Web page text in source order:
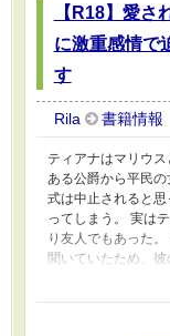
【R18】愛さ
に激重感情で
す
Rila 書籍情報
ティアナはマリウ
ある公爵から平民
式は中止されると
ってしまう。 実は
り友人でもあった
聞いていたため、
そこでティアナは
ようと決めるが……